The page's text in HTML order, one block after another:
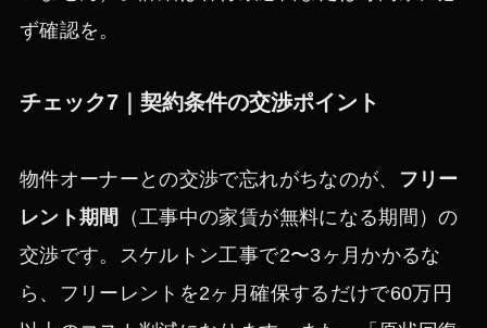
ず確認を。
チェック7｜契約条件の交渉ポイント
物件オーナーとの交渉で忘れがちなのが、
フリー
レント期間
（工事中の家賃が無料になる期間）の
交渉です。スケルトン工事で2〜3ヶ月かかるな
ら、フリーレントを2ヶ月確保するだけで60万円